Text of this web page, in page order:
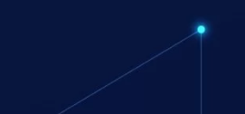
جميع الفئات.